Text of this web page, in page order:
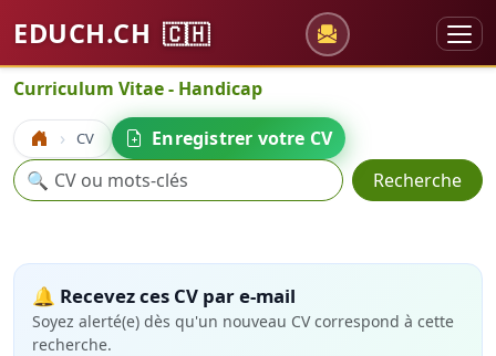
EDUCH.CH 🇨🇭
Curriculum Vitae - Handicap
Accueil CV
Enregistrer votre CV
Recherche
🔍 Recherche
🔔 Recevez ces CV par e-mail
Soyez alerté(e) dès qu'un nouveau CV correspond à cette
recherche.